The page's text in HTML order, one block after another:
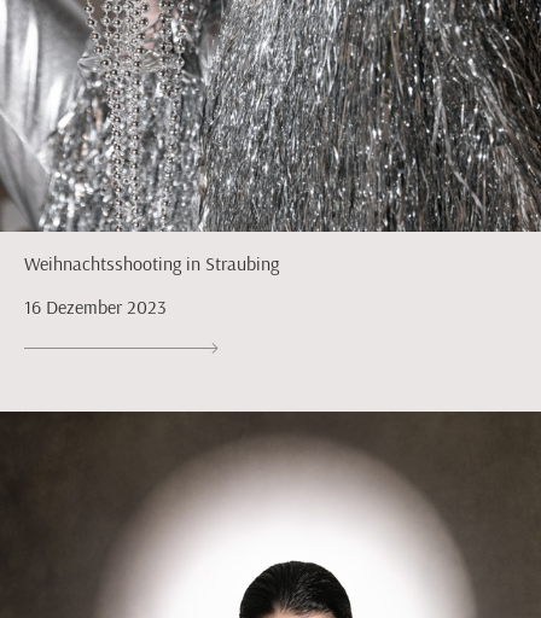
Weihnachtsshooting in Straubing
16 Dezember 2023